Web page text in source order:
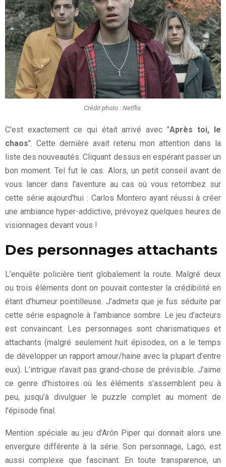
Crédit photo : Netflix.
C'est exactement ce qui était arrivé avec "Après toi, le
chaos". Cette dernière avait retenu mon attention dans la
liste des nouveautés. Cliquant dessus en espérant passer un
bon moment. Tel fut le cas. Alors, un petit conseil avant de
vous lancer dans l'aventure au cas où vous retombez sur
cette série aujourd'hui : Carlos Montero ayant réussi à créer
une ambiance hyper-addictive, prévoyez quelques heures de
visionnages devant vous !
Des personnages attachants
L’enquête policière tient globalement la route. Malgré deux
ou trois éléments dont on pouvait contester la crédibilité en
étant d’humeur pointilleuse. J’admets que je fus séduite par
cette série espagnole à l’ambiance sombre. Le jeu d’acteurs
est convaincant. Les personnages sont charismatiques et
attachants (malgré seulement huit épisodes, on a le temps
de développer un rapport amour/haine avec la plupart d’entre
eux). L’intrigue n’avait pas grand-chose de prévisible. J’aime
ce genre d’histoires où les éléments s’assemblent peu à
peu, jusqu’à divulguer le puzzle complet au moment de
l’épisode final.
Mention spéciale au jeu d’Arón Piper qui donnait alors une
envergure différente à la série. Son personnage, Lago, est
aussi complexe que fascinant. En toute transparence, un